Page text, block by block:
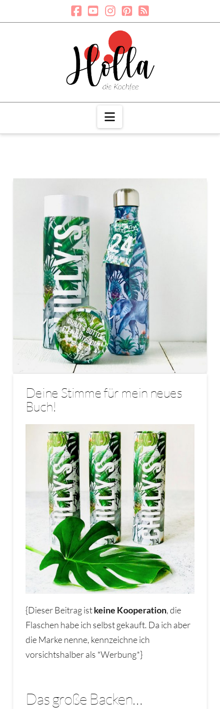
Navigation
Deine Stimme für mein neues
Buch!
{Dieser Beitrag istkeine Kooperation, die
Flaschen habe ich selbst gekauft. Da ich aber
die Marke nenne, kennzeichne ich
vorsichtshalber als *Werbung*}
Das große Backen…